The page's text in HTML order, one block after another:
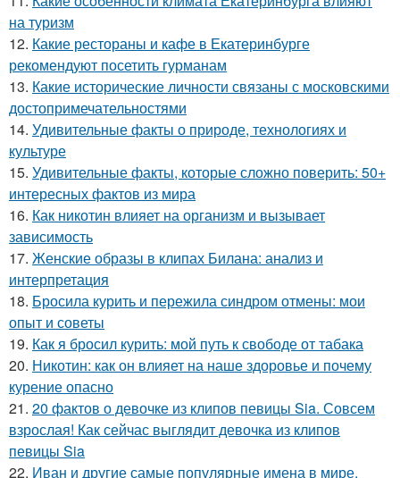
на туризм
12. Какие рестораны и кафе в Екатеринбурге
рекомендуют посетить гурманам
13. Какие исторические личности связаны с московскими
достопримечательностями
14. Удивительные факты о природе, технологиях и
культуре
15. Удивительные факты, которые сложно поверить: 50+
интересных фактов из мира
16. Как никотин влияет на организм и вызывает
зависимость
17. Женские образы в клипах Билана: анализ и
интерпретация
18. Бросила курить и пережила синдром отмены: мои
опыт и советы
19. Как я бросил курить: мой путь к свободе от табака
20. Никотин: как он влияет на наше здоровье и почему
курение опасно
21. 20 фактов о девочке из клипов певицы Sia. Совсем
взрослая! Как сейчас выглядит девочка из клипов
певицы Sia
22. Иван и другие самые популярные имена в мире.